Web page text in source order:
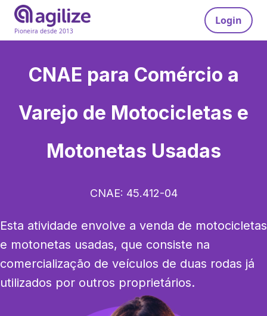
Pioneira desde 2013
Login
CNAE para Comércio a
Varejo de Motocicletas e
Motonetas Usadas
CNAE: 45.412-04
Esta atividade envolve a venda de motocicletas
e motonetas usadas, que consiste na
comercialização de veículos de duas rodas já
utilizados por outros proprietários.